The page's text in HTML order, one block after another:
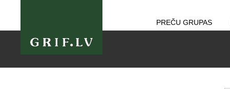
PREČU GRUPAS